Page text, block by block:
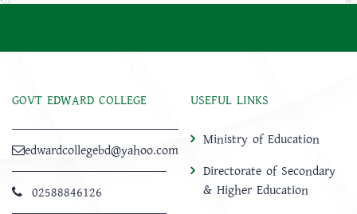
GOVT EDWARD COLLEGE
edwardcollegebd@yahoo.com
02588846126
USEFUL LINKS
Ministry of Education
Directorate of Secondary
& Higher Education